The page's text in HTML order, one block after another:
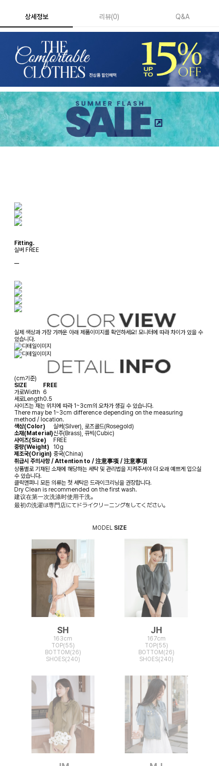
상세정보 리뷰(0) Q&A
Fitting.
실버 FREE
ㅡ
실제 색상과 가장 가까운 아래 제품이미지를 확인하세요! 모니터에 따라 차이가 있을 수
있습니다.
(cm기준)
SIZE
FREE
가로Width 6
세로Length0.5
사이즈는 재는 위치에 따라 1~3cm의 오차가 생길 수 있습니다.
There may be 1~3cm difference depending on the measuring
method / location.
색상(Color)
실버(Silver), 로즈골드(Rosegold)
소재(Material)신주(Brass), 큐빅(Cubic)
사이즈(Size)
FREE
중량(Weight)
10g
제조국(Origin) 중국(China)
취급시 주의사항 / Attention to / 注意事项 / 注意事項
상품별로 기재된 소재에 해당하는 세탁 및 관리법을 지켜주셔야 더 오래 예쁘게 입으실
수 있습니다.
클릭앤퍼니 모든 의류는 첫 세탁은 드라이크리닝을 권장합니다.
Dry Clean is recommended on the first wash.
建议在第一次洗涤时使用干洗。
最初の洗濯は専門店にてドライクリーニングをしてください。
MODEL SIZE
SH
163cm
TOP(55)
BOTTOM(26)
SHOES(240)
JH
167cm
TOP(55)
BOTTOM(26)
SHOES(240)